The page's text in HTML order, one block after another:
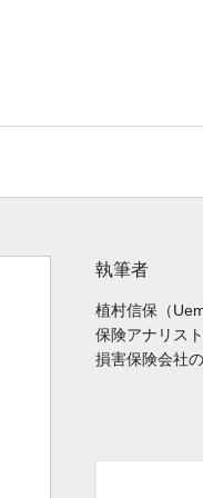
執筆者
植村信保（
保険アナリス
損害保険会社